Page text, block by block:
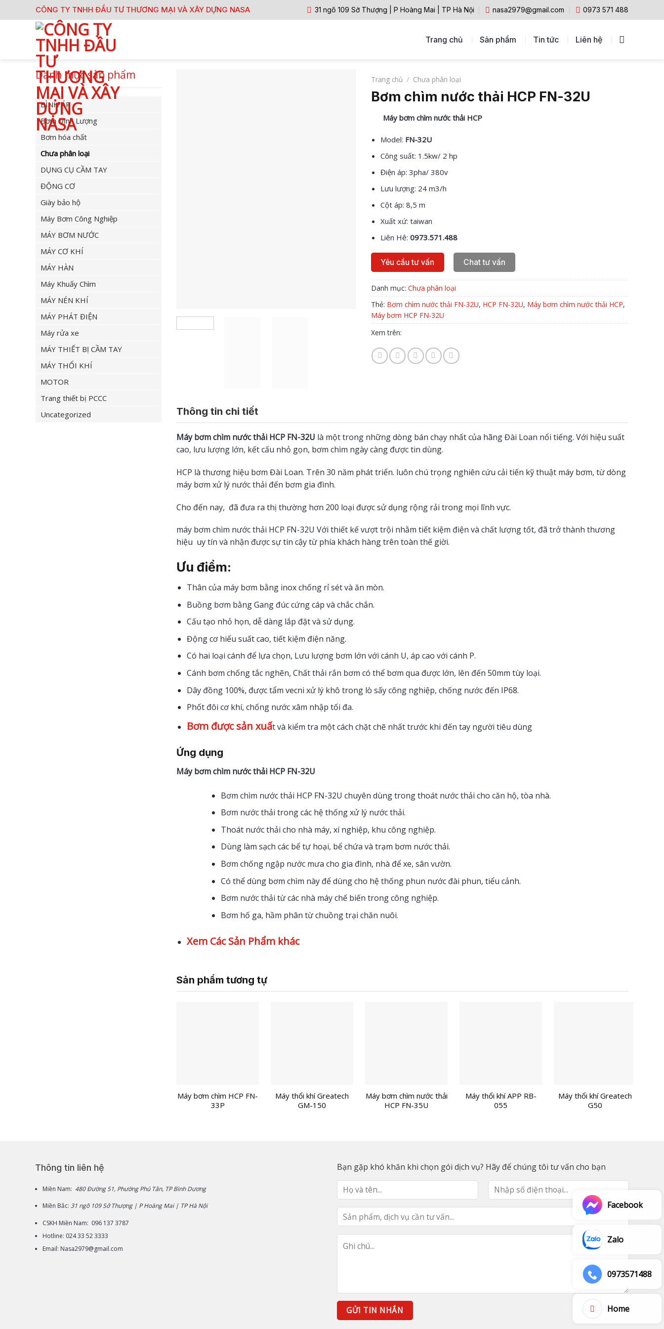
to
CÔNG TY TNHH ĐẦU TƯ THƯƠNG MẠI VÀ XÂY DỰNG NASA 31 ngõ 109 Sở Thượng | P Hoàng Mai | TP Hà Nội nasa2979@gmail.com 0973 571 488
Trang chủ Sản phẩm Tin tức Liên hệ
Danh mục sản phẩm
BÌNH ÁP
Bơm Định Lượng
Bơm hóa chất
Chưa phân loại
DỤNG CỤ CẦM TAY
ĐỘNG CƠ
Giày bảo hộ
Máy Bơm Công Nghiệp
MÁY BƠM NƯỚC
MÁY CƠ KHÍ
MÁY HÀN
Máy Khuấy Chìm
MÁY NÉN KHÍ
MÁY PHÁT ĐIỆN
Máy rửa xe
MÁY THIẾT BỊ CẦM TAY
MÁY THỔI KHÍ
MOTOR
Trang thiết bị PCCC
Uncategorized
Trang chủ / Chưa phân loại
Bơm chìm nước thải HCP FN-32U
Máy bơm chìm nước thải HCP
Model: FN-32U
Công suất: 1.5kw/ 2 hp
Điện áp: 3pha/ 380v
Lưu lượng: 24 m3/h
Cột áp: 8,5 m
Xuất xứ: taiwan
Liên Hê:0973.571.488
Yêu cầu tư vấn Chat tư vấn
Danh mục: Chưa phân loại
Thẻ: Bơm chìm nước thải FN-32U, HCP FN-32U, Máy bơm chìm nước thải HCP,
Máy bơm HCP FN-32U
Xem trên:
Thông tin chi tiết
Máy bơm chìm nước thải HCP FN-32U là một trong những dòng bán chạy nhất của hãng Đài Loan nổi tiếng. Với hiệu suất
cao, lưu lượng lớn, kết cấu nhỏ gọn, bơm chìm ngày càng được tin dùng.
HCP là thương hiệu bơm Đài Loan. Trên 30 năm phát triển. luôn chú trọng nghiên cứu cải tiến kỹ thuật máy bơm, từ dòng
máy bơm xử lý nước thải đến bơm gia đình.
Cho đến nay, đã đưa ra thị thường hơn 200 loại được sử dụng rộng rải trong mọi lĩnh vực.
máy bơm chìm nước thải HCP FN-32U Với thiết kế vượt trội nhằm tiết kiệm điện và chất lượng tốt, đã trở thành thương
hiệu uy tín và nhận được sự tin cậy từ phía khách hàng trên toàn thế giời.
Ưu điểm:
Thân của máy bơm bằng inox chống rỉ sét và ăn mòn.
Buồng bơm bằng Gang đúc cứng cáp và chắc chắn.
Cấu tạo nhỏ họn, dễ dàng lắp đặt và sử dụng.
Động cơ hiểu suất cao, tiết kiệm điện năng.
Có hai loại cánh để lựa chọn, Lưu lượng bơm lớn với cánh U, áp cao với cánh P.
Cánh bơm chống tắc nghẽn, Chất thải rắn bơm có thể bơm qua được lớn, lên đến 50mm tùy loại.
Dây đồng 100%, được tẩm vecni xử lý khô trong lò sấy công nghiệp, chống nước đến IP68.
Phốt đôi cơ khí, chống nước xâm nhập tối đa.
Bơm được sản xuất và kiểm tra một cách chặt chẽ nhất trước khi đến tay người tiêu dùng
Ứng dụng
Máy bơm chìm nước thải HCP FN-32U
Bơm chìm nước thải HCP FN-32U chuyên dùng trong thoát nước thải cho căn hộ, tòa nhà.
Bơm nước thải trong các hệ thống xử lý nước thải.
Thoát nước thải cho nhà máy, xí nghiệp, khu công nghiệp.
Dùng làm sạch các bể tự hoại, bể chứa và trạm bơm nước thải.
Bơm chống ngập nước mưa cho gia đình, nhà để xe, sân vườn.
Có thể dùng bơm chìm này để dùng cho hệ thống phun nước đài phun, tiểu cảnh.
Bơm nước thải từ các nhà máy chế biến trong công nghiệp.
Bơm hố ga, hầm phân từ chuồng trại chăn nuôi.
Xem Các Sản Phẩm khác
Sản phẩm tương tự
Máy bơm chìm HCP FN-
33P
Máy thổi khí Greatech
GM-150
Máy bơm chìm nước thải
HCP FN-35U
Máy thổi khí APP RB-
055
Máy thổi khí Greatech
G50
Thông tin liên hệ
Miền Nam: 480 Đường 51, Phường Phú Tân, TP Bình Dương
Miền Bắc: 31 ngõ 109 Sở Thượng | P Hoàng Mai | TP Hà Nội
CSKH Miền Nam: 096 137 3787
Hotline: 024 33 52 3333
Email: Nasa2979@gmail.com
Bạn gặp khó khăn khi chọn gói dịch vụ? Hãy để chúng tôi tư vấn cho bạn
Facebook
Zalo
0973571488
Home